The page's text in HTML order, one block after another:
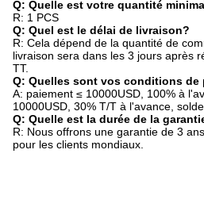
Q: Quelle est votre quantité
R: 1 PCS
Q: Quel est le délai de livraison?
R: Cela dépend de la quantité de
livraison sera dans les 3 jours après
TT.
Q: Quelles sont vos conditions de
A: paiement ≤ 10000USD, 100% à
10000USD, 30% T/T à l'avance,
Q: Quelle est la durée de la
R: Nous offrons une garantie de 3
pour les clients mondiaux.